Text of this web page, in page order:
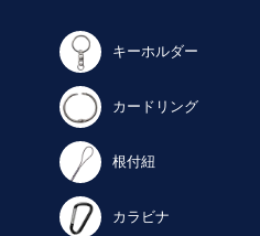
キーホルダー
カードリング
根付紐
カラビナ